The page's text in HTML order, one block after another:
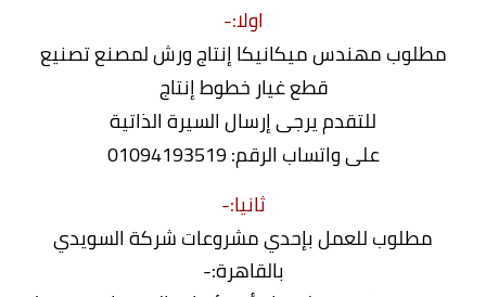
اولا:-
مطلوب مهندس ميكانيكا إنتاج ورش لمصنع تصنيع
قطع غيار خطوط إنتاج
للتقدم يرجى إرسال السيرة الذاتية
على واتساب الرقم: 01094193519
ثانيا:-
مطلوب للعمل بإحدي مشروعات شركة السويدي
بالقاهرة:-